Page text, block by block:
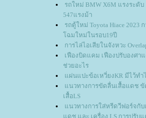
รถใหม่ BMW X6M แรงระดับ
547แรงม้า
รถตู้ใหม่ Toyota Hiace 2023
ฉมใหม่ในรอบ19ปี
การไล่ไอเสียในจังหวะ
เฟืองบิดแคม เฟืองปรับองศา
ช่วยอะไร
ผ่นแปะข้อเหวี่ยงKR มีไว้ทำ
นวทางการขัดลื่นเสื้อแดช
เสื้อLS
นวทางการใส่หรีดวีฟอร์จกับ
ดช และ เครื่อง LS การปรับ